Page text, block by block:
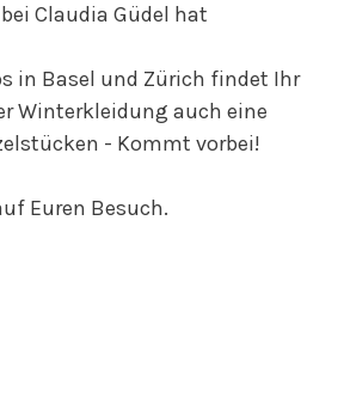
bei Claudia Güdel hat
in Basel und Zürich findet Ihr
Winterkleidung auch eine
- Kommt vorbei!
Euren Besuch.